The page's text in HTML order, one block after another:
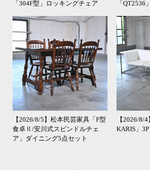
「304F型」ロッキングチェア
「QT2536
【2026/8/5】松本民芸家具「F型
食卓Ⅱ/安川式スピンドルチェ
ア」ダイニング5点セット
【2026/8/
KARIS」